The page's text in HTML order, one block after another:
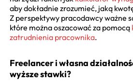
aby dokładnie zrozumieć, jaką
Z perspektywy pracodawcy ważne
które można oszacować za pomocą
zatrudnienia pracownika.
Freelancer i własna
wyższe stawki?